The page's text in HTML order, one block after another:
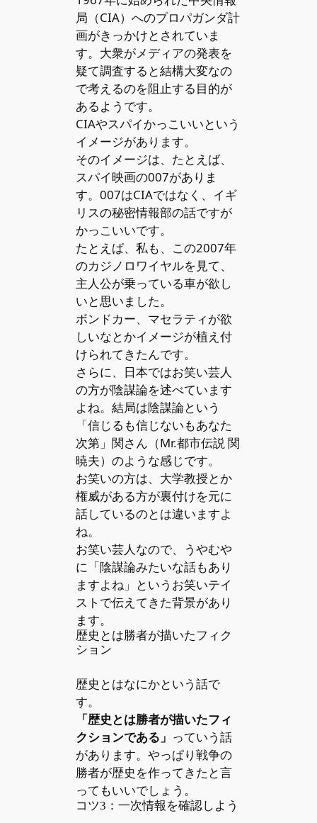
局（CIA）へのプロパガンダ計
画がきっかけとされていま
す。大衆がメディアの発表を
疑て調査すると結構大変なの
で考えるのを阻止する目的が
あるようです。
CIAやスパイかっこいいという
イメージがあります。
そのイメージは、たとえば、
スパイ映画の007がありま
す。007はCIAではなく、イギ
リスの秘密情報部の話ですが
かっこいいです。
たとえば、私も、この2007年
のカジノロワイヤルを見て、
主人公が乗っている車が欲し
いと思いました。
ボンドカー、マセラティが欲
しいなとかイメージが植え付
けられてきたんです。
さらに、日本ではお笑い芸人
の方が陰謀論を述べています
よね。結局は陰謀論という
「信じるも信じないもあなた
次第」関さん（Mr.都市伝説 関
暁夫）のような感じです。
お笑いの方は、大学教授とか
権威がある方が裏付けを元に
話しているのとは違いますよ
ね。
お笑い芸人なので、うやむや
に「陰謀論みたいな話もあり
ますよね」というお笑いテイ
ストで伝えてきた背景があり
ます。
歴史とは勝者が描いたフィク
ション
歴史とはなにかという話で
す。
「歴史とは勝者が描いたフィ
クションである」 っていう話
があります。やっぱり戦争の
勝者が歴史を作ってきたと言
ってもいいでしょう。
コツ3：一次情報を確認しよう